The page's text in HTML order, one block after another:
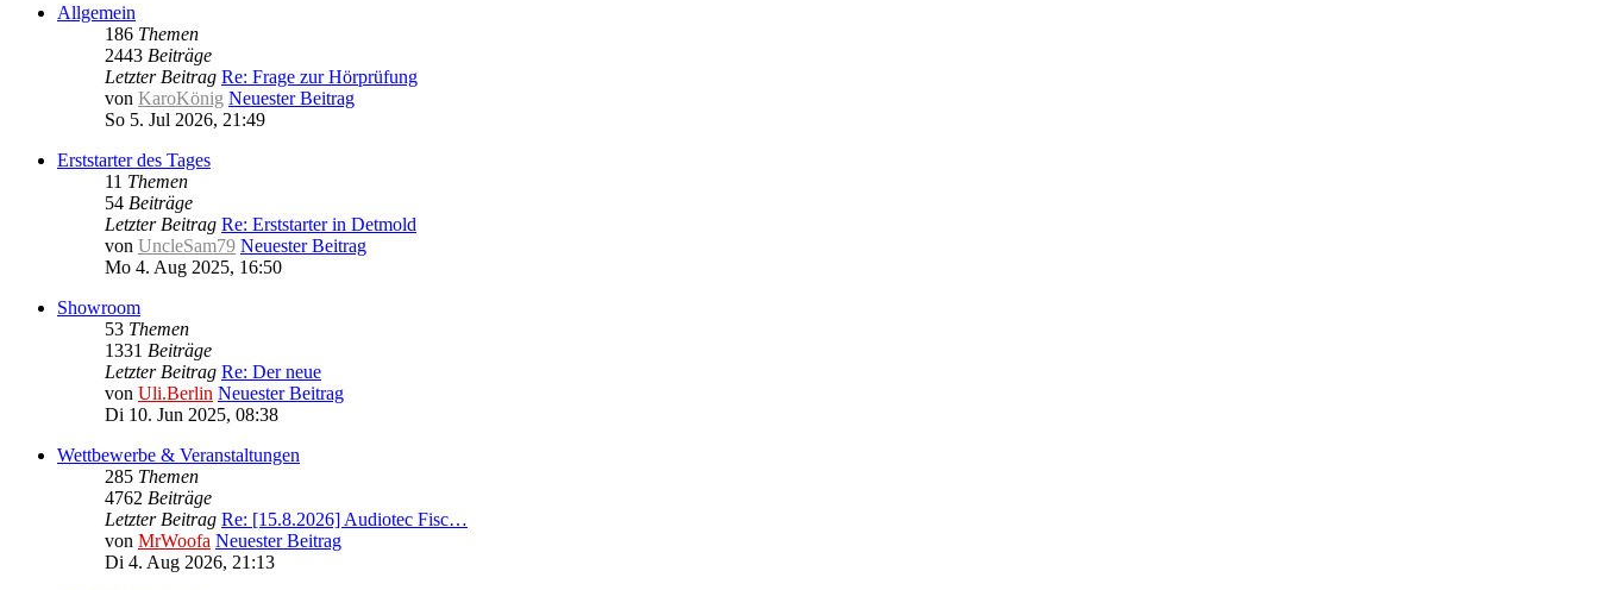
Allgemein
186 Themen
2443 Beiträge
Letzter Beitrag Re: Frage zur Hörprüfung
von KaroKönig Neuester Beitrag
So 5. Jul 2026, 21:49
Erststarter des Tages
11 Themen
54 Beiträge
Letzter Beitrag Re: Erststarter in Detmold
von UncleSam79 Neuester Beitrag
Mo 4. Aug 2025, 16:50
Showroom
53 Themen
1331 Beiträge
Letzter Beitrag Re: Der neue
von Uli.Berlin Neuester Beitrag
Di 10. Jun 2025, 08:38
Wettbewerbe & Veranstaltungen
285 Themen
4762 Beiträge
Letzter Beitrag Re: [15.8.2026] Audiotec Fisc…
von MrWoofa Neuester Beitrag
Di 4. Aug 2026, 21:13